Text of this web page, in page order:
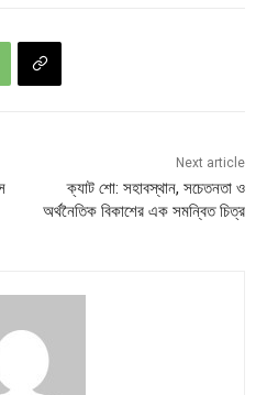
Next article
ক্যাট শো: সহাবস্থান, সচেতনতা ও
অর্থনৈতিক বিকাশের এক সমন্বিত চিত্র